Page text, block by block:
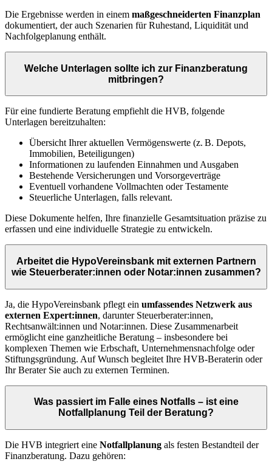
Die Ergebnisse werden in einem maßgeschneiderten Finanzplan
dokumentiert, der auch Szenarien für Ruhestand, Liquidität und
Nachfolgeplanung enthält.
Welche Unterlagen sollte ich zur Finanzberatung
mitbringen?
Für eine fundierte Beratung empfiehlt die HVB, folgende
Unterlagen bereitzuhalten:
Übersicht Ihrer aktuellen Vermögenswerte (z. B. Depots,
Immobilien, Beteiligungen)
Informationen zu laufenden Einnahmen und Ausgaben
Bestehende Versicherungen und Vorsorgeverträge
Eventuell vorhandene Vollmachten oder Testamente
Steuerliche Unterlagen, falls relevant.
Diese Dokumente helfen, Ihre finanzielle Gesamtsituation präzise zu
erfassen und eine individuelle Strategie zu entwickeln.
Arbeitet die HypoVereinsbank mit externen Partnern
wie Steuerberater:innen oder Notar:innen zusammen?
Ja, die HypoVereinsbank pflegt ein umfassendes Netzwerk aus
externen Expert:innen, darunter Steuerberater:innen,
Rechtsanwält:innen und Notar:innen. Diese Zusammenarbeit
ermöglicht eine ganzheitliche Beratung – insbesondere bei
komplexen Themen wie Erbschaft, Unternehmensnachfolge oder
Stiftungsgründung. Auf Wunsch begleitet Ihre HVB-Beraterin oder
Ihr Berater Sie auch zu externen Terminen.
Was passiert im Falle eines Notfalls – ist eine
Notfallplanung Teil der Beratung?
Die HVB integriert eine Notfallplanung als festen Bestandteil der
Finanzberatung. Dazu gehören: